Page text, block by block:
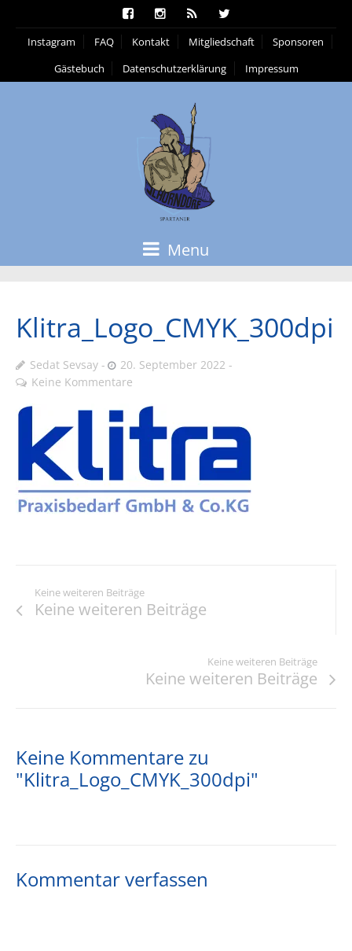
Instagram FAQ Kontakt Mitgliedschaft
Sponsoren
Gästebuch
Datenschutzerklärung Impressum
Menu
Klitra_Logo_CMYK_300dpi
Sedat Sevsay
20. September 2022
Keine Kommentare
Keine weiteren Beiträge
Keine weiteren Beiträge
Keine weiteren Beiträge
Keine weiteren Beiträge
Keine Kommentare zu
"Klitra_Logo_CMYK_300dpi"
Kommentar verfassen